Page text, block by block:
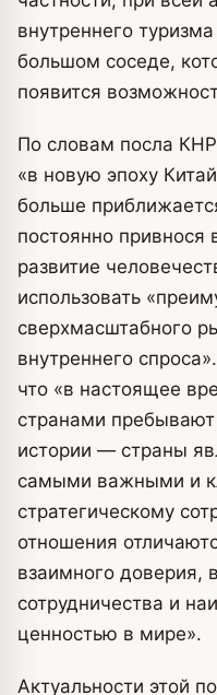
внутреннего
большом соседе,
появится
По словам посла
«в новую эпоху
больше
постоянно привнося
развитие
использовать
сверхмасштабного
внутреннего
что «в настоящее
странами
истории — страны
самыми важными и
стратегическому
отношения
взаимного доверия,
сотрудничества и
ценностью в мире».
Актуальности этой